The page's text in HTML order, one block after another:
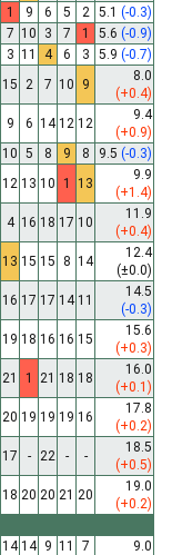
1 9 6 5 2 5.1 (-0.3)
7 10 3 7 1 5.6 (-0.9)
3 11 4 6 3 5.9 (-0.7)
15 2 7 10 9
8.0
(+0.4)
9 6 14 12 12
9.4
(+0.9)
10 5 8 9 8 9.5 (-0.3)
12 13 10 1 13
9.9
(+1.4)
4 16 18 17 10
11.9
(+0.4)
13 15 15 8 14
12.4
(±0.0)
16 17 17 14 11
14.5
(-0.3)
19 18 16 16 15
15.6
(+0.3)
21 1 21 18 18
16.0
(+0.1)
20 19 19 19 16
17.8
(+0.2)
17 - 22 - -
18.5
(+0.5)
18 20 20 21 20
19.0
(+0.2)
14 14 9 11 7
9.0